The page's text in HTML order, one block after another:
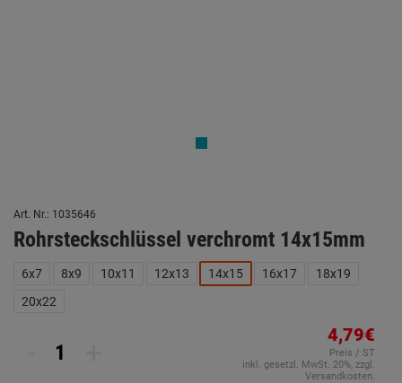
Art. Nr.: 1035646
Rohrsteckschlüssel verchromt 14x15mm
6x7 8x9 10x11 12x13 14x15 16x17
18x19
20x22
4,79€
Preis / ST
inkl. gesetzl. MwSt. 20%, zzgl.
Versandkosten.